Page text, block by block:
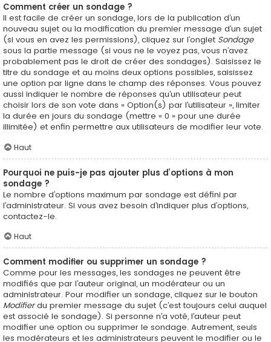
Comment créer un sondage ?
Il est facile de créer un sondage, lors de la publication d’un
nouveau sujet ou la modification du premier message d’un sujet
(si vous en avez les permissions), cliquez sur l’onglet Sondage
sous la partie message (si vous ne le voyez pas, vous n’avez
probablement pas le droit de créer des sondages). Saisissez le
titre du sondage et au moins deux options possibles, saisissez
une option par ligne dans le champ des réponses. Vous pouvez
aussi indiquer le nombre de réponses qu’un utilisateur peut
choisir lors de son vote dans « Option(s) par l’utilisateur », limiter
la durée en jours du sondage (mettre « 0 » pour une durée
illimitée) et enfin permettre aux utilisateurs de modifier leur vote.
Haut
Pourquoi ne puis-je pas ajouter plus d’options à mon
sondage ?
Le nombre d’options maximum par sondage est défini par
l’administrateur. Si vous avez besoin d’indiquer plus d’options,
contactez-le.
Haut
Comment modifier ou supprimer un sondage ?
Comme pour les messages, les sondages ne peuvent être
modifiés que par l’auteur original, un modérateur ou un
administrateur. Pour modifier un sondage, cliquez sur le bouton
Modifierdu premier message du sujet (c’est toujours celui auquel
est associé le sondage). Si personne n’a voté, l’auteur peut
modifier une option ou supprimer le sondage. Autrement, seuls
les modérateurs et les administrateurs peuvent le modifier ou le